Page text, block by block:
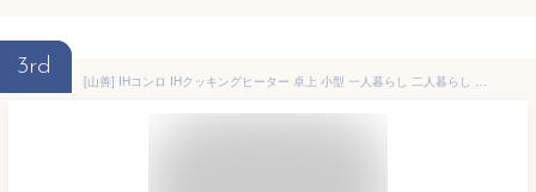
3rd
[山善] IHコンロ IHクッキングヒーター 卓上 小型 一人暮らし 二人暮らし 1400W 高火力 火力調整6段階 保温 IH調理器 マグネットプラグ仕様 ブラック YEN-S140(B)